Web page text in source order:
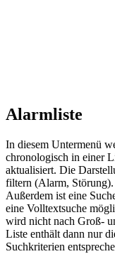
Alarmliste
In diesem Untermenü
chronologisch in einer
aktualisiert. Die
filtern (Alarm, Störung).
Außerdem ist eine
eine Volltextsuche
wird nicht nach Groß-
Liste enthält dann nur
Suchkriterien